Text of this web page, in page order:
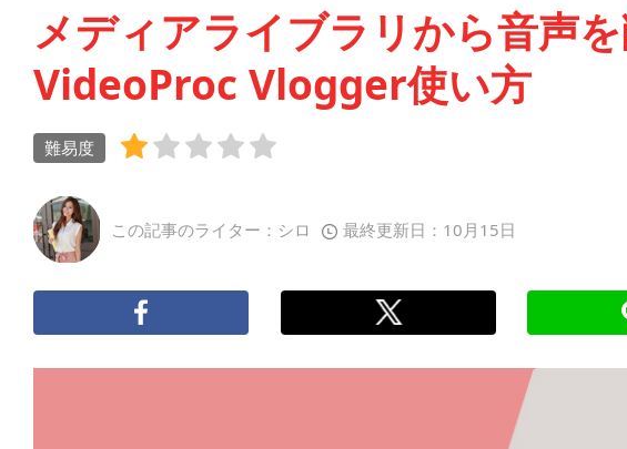
メディアライブラリから音声を
VideoProc Vlogger使い方
難易度
この記事のライター：シロ 最終更新日：10月15日